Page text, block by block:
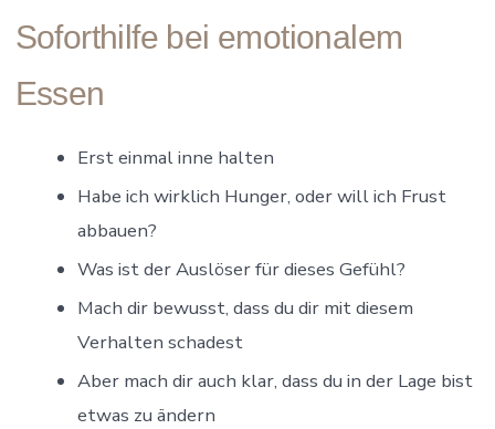
Soforthilfe bei emotionalem
Essen
Erst einmal inne halten
Habe ich wirklich Hunger, oder will ich Frust
abbauen?
Was ist der Auslöser für dieses Gefühl?
Mach dir bewusst, dass du dir mit diesem
Verhalten schadest
Aber mach dir auch klar, dass du in der Lage bist
etwas zu ändern